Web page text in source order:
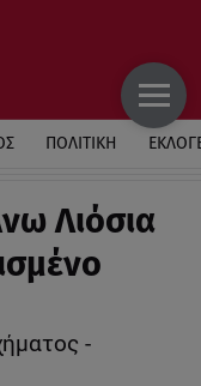
ΠΟΛΙΤΙΚΗ
Λιόσια
-